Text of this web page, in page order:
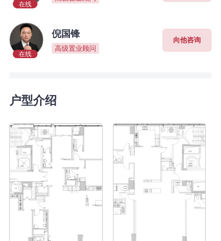
在线
在线
倪国锋
高级置业顾问
向他咨询
户型介绍